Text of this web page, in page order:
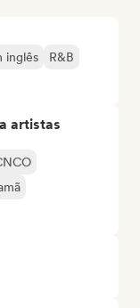
inglês
R&B
artistas